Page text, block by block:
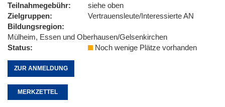
Teilnahmegebühr
siehe oben
Zielgruppen
Vertrauensleute/Interessierte AN
Bildungsregion
Mülheim, Essen und Oberhausen/Gelsenkirchen
Status
Noch wenige Plätze vorhanden
ZUR ANMELDUNG
MERKZETTEL